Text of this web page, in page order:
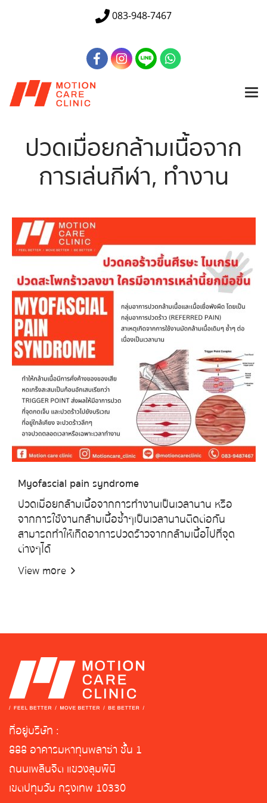
083-948-7467
ปวดเมื่อยกล้ามเนื้อจาก
การเล่นกีฬา, ทำงาน
Myofascial pain syndrome
ปวดเมื่อยกล้ามเนื้อจากการทำงานเป็นเวลานาน หรือ
จากการใช้งานกล้ามเนื้อซ้ำๆเป็นเวลานานติดต่อกัน
สามารถทำให้เกิดอาการปวดร้าวจากกล้ามเนื้อไปที่จุด
ต่างๆได้
View more
ที่อยู่บริษัท :
888 อาคารมหาทุนพลาซ่า ชั้น 1
ถนนเพลินจิต แขวงลุมพินี
เขตปทุมวัน กรุงเทพ 10330